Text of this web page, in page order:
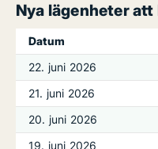
Nya lägenheter
Datum
22. juni 2026
21. juni 2026
20. juni 2026
19. juni 2026